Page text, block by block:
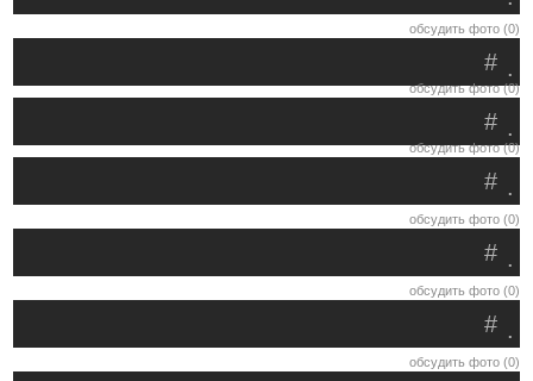
обсудить фото (0)
.
#
обсудить фото (0)
.
#
обсудить фото (0)
.
#
обсудить фото (0)
.
#
обсудить фото (0)
.
#
обсудить фото (0)